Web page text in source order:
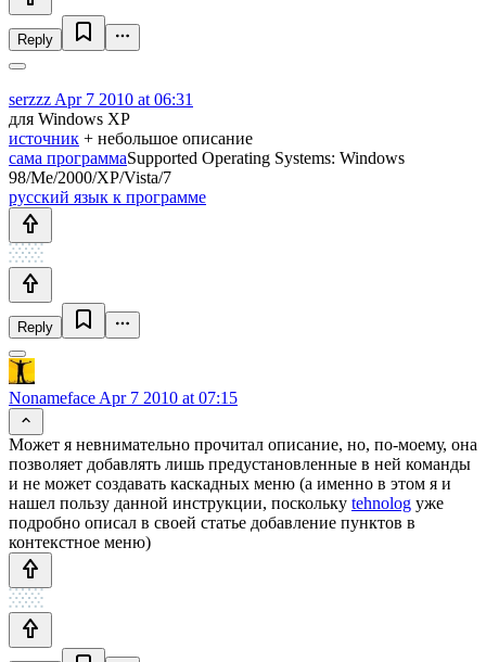
Reply
serzzz Apr 7 2010 at 06:31
для Windows XP
источник + небольшое описание
сама программаSupported Operating Systems: Windows
98/Me/2000/XP/Vista/7
русский язык к программе
Reply
Nonameface Apr 7 2010 at 07:15
Может я невнимательно прочитал описание, но, по-моему, она
позволяет добавлять лишь предустановленные в ней команды
и не может создавать каскадных меню (а именно в этом я и
нашел пользу данной инструкции, поскольку tehnolog уже
подробно описал в своей статье добавление пунктов в
контекстное меню)